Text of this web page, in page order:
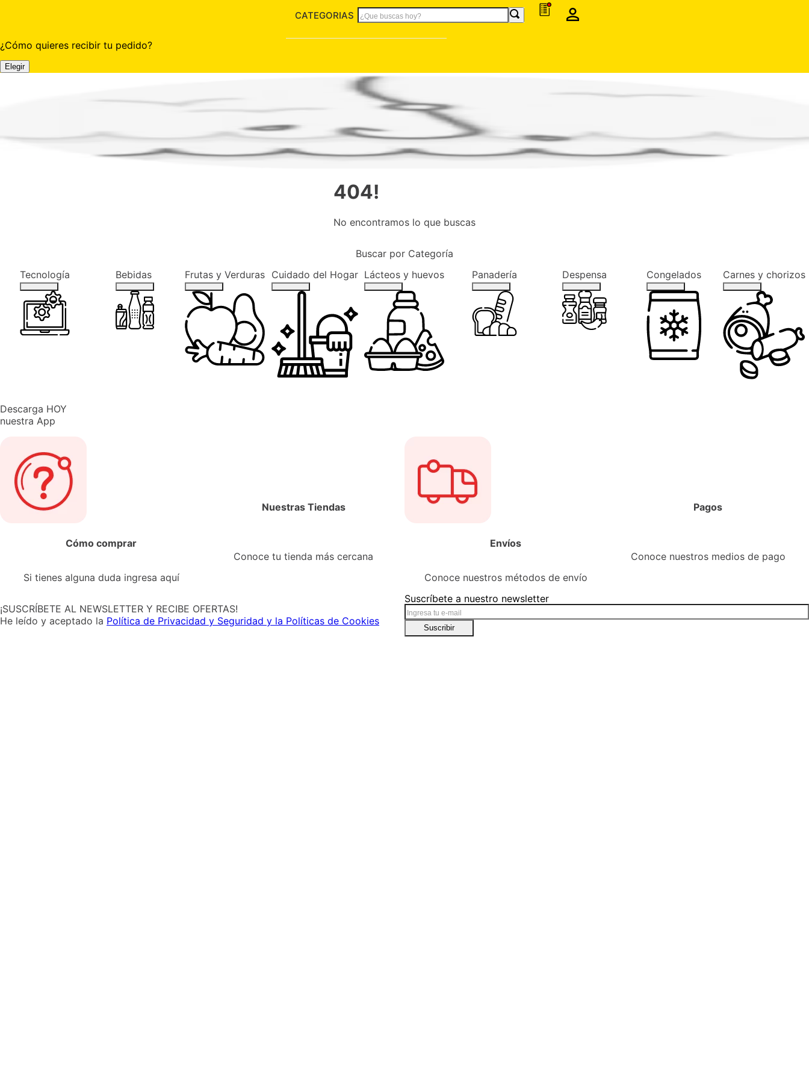
CATEGORIAS
¿Cómo quieres recibir tu pedido?
Elegir
404!
No encontramos lo que buscas
Buscar por Categoría
Tecnología
Bebidas Frutas y Verduras Cuidado del Hogar Lácteos y huevos Panadería Despensa Congelados Carnes y chorizos
Descarga HOY
nuestra App
Cómo comprar
Si tienes alguna duda ingresa aquí Conoce tu tienda más cercana
Envíos
Conoce nuestros métodos de envío Conoce nuestros medios de pago
Suscríbete a nuestro newsletter